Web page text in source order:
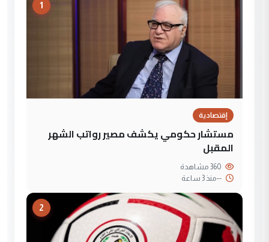
1
إقتصادية
مستشار حكومي يكشف مصير رواتب الشهر
المقبل
--منذ 3 ساعة
2